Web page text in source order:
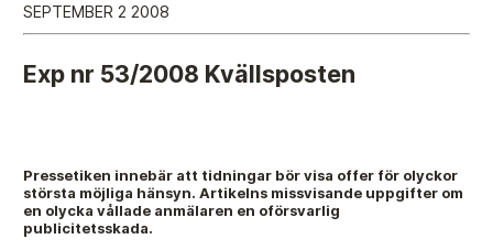
Vill du ansluta till det medieetiska systemet?
Medieetikens historia
Anmälan och beslut
SEPTEMBER 2 2008
Exp nr 53/2008 Kvällsposten
Pressetiken innebär att tidningar bör visa offer för olyckor
största möjliga hänsyn. Artikelns missvisande uppgifter om
en olycka vållade anmälaren en oförsvarlig
publicitetsskada.